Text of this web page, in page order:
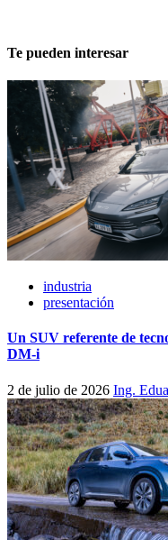
Te pueden interesar
industria
presentación
Un SUV referente de
DM-i
2 de julio de 2026 Ing.